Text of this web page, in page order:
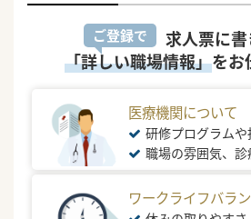
ご登録で
求人票に
「詳しい職場情報」をお
医療機関について
研修プログラムや
職場の雰囲気、診
ワークライフバラ